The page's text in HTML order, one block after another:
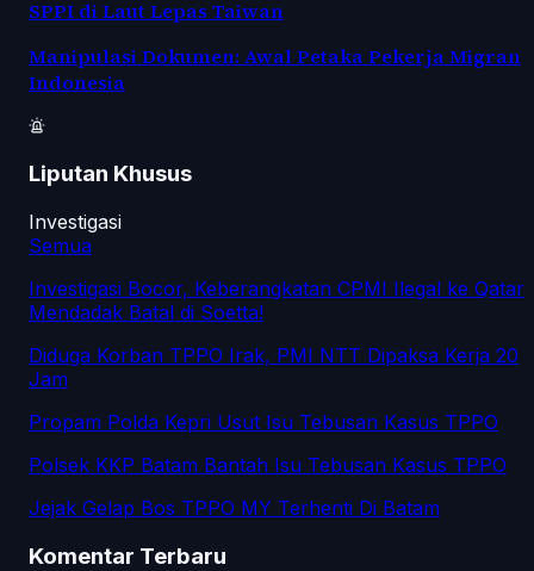
SPPI di Laut Lepas Taiwan
Manipulasi Dokumen: Awal Petaka Pekerja Migran
Indonesia
Liputan Khusus
Investigasi
Semua
Investigasi Bocor, Keberangkatan CPMI Ilegal ke Qatar
Mendadak Batal di Soetta!
Diduga Korban TPPO Irak, PMI NTT Dipaksa Kerja 20
Jam
Propam Polda Kepri Usut Isu Tebusan Kasus TPPO
Polsek KKP Batam Bantah Isu Tebusan Kasus TPPO
Jejak Gelap Bos TPPO MY Terhenti Di Batam
Komentar Terbaru